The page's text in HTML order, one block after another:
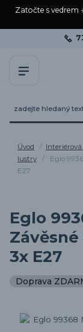
Zatočte s vedrem
Úvod
lustry
Eglo
E27
Eglo
3x E27
Doprava